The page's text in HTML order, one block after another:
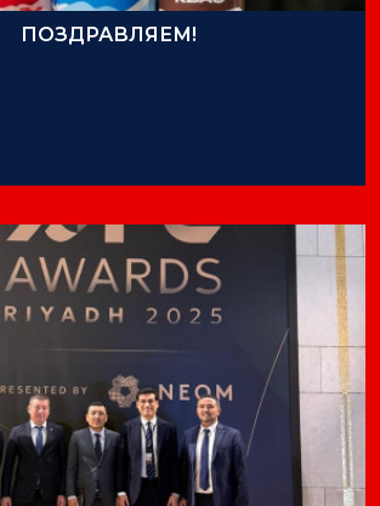
ПОЗДРАВЛЯЕМ!